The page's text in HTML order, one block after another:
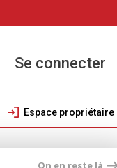
Se connecter
Espace propriétaire
On en reste là